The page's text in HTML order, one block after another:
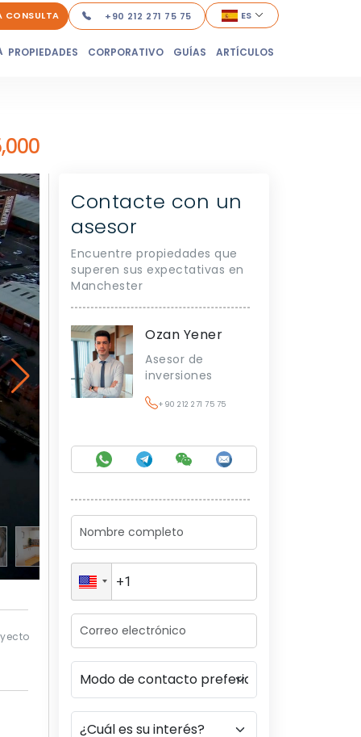
CONSULTA +90 212 271 75 75 ES
PROPIEDADES CORPORATIVO GUÍAS ARTÍCULOS
Contacte con un
asesor
Encuentre propiedades que
superen sus expectativas en
Manchester
Ozan Yener
Asesor de
inversiones
+90 212 271 75 75